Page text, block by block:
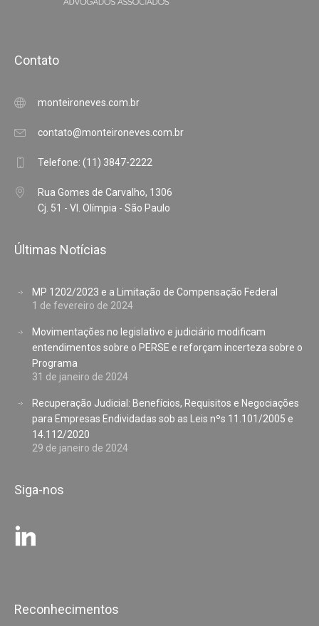
Contato
monteironeves.com.br
contato@monteironeves.com.br
Telefone: (11) 3847-2222
Rua Gomes de Carvalho, 1306
Cj. 51 - Vl. Olímpia - São Paulo
Últimas Notícias
MP 1202/2023 e a Limitação de Compensação Federal
1 de fevereiro de 2024
Movimentações no legislativo e judiciário modificam
entendimentos sobre o PERSE e reforçam incerteza sobre o
Programa
31 de janeiro de 2024
Recuperação Judicial: Benefícios, Requisitos e Negociações
para Empresas Endividadas sob as Leis nºs 11.101/2005 e
14.112/2020
29 de janeiro de 2024
Siga-nos
Reconhecimentos